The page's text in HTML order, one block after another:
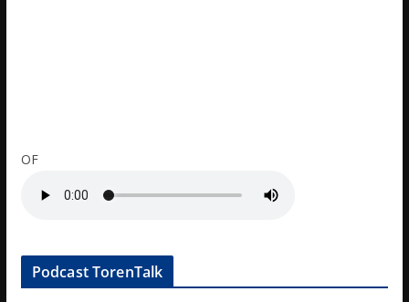
OF
Podcast TorenTalk